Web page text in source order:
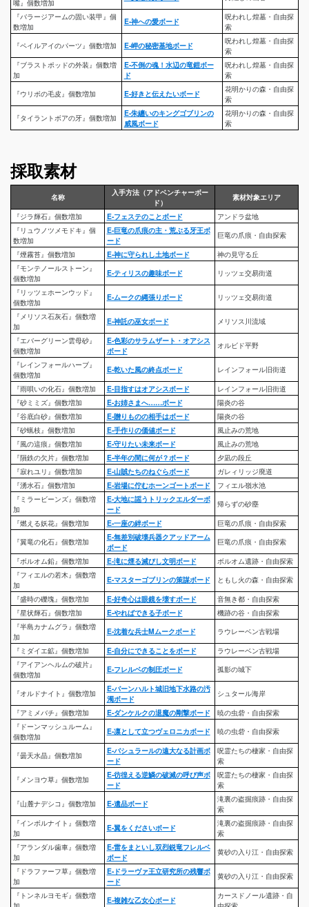
嘴』個数増加
『バラージアームの固い装甲』個
数増加
E-神への愛ボード
呪われし煌墓・自由探
索
『ペイルアイのパーツ』個数増加
E-岬の秘密基地ボード
呪われし煌墓・自由探
索
『ブラストポッドの外装』個数増
加
E-不倒の魂！水辺の竜鎧ボー
ド
呪われし煌墓・自由探
索
『ウリボの毛皮』個数増加
E-好きと伝えたいボード
花明かりの森・自由探
索
『タイラントボアの牙』個数増加
E-朱纏いのキングゴブリンの
威風ボード
花明かりの森・自由探
索
採取素材
名称
入手方法（アドベンチャーボー
ド）
素材対象エリア
『ジラ輝石』個数増加
E-フェステのことボード
アンドラ盆地
『リュウノツメモドキ』個
数増加
E-巨竜の爪痕の主・荒ぶる牙王ボ
ード
巨竜の爪痕・自由探索
『煙霧苔』個数増加
E-神に守られし土地ボード
神の見守る丘
『モンテノールストーン』
個数増加
E-ティリスの趣味ボード
リッツェ交易街道
『リッツェホーンウッド』
個数増加
E-ムークの縄張りボード
リッツェ交易街道
『メリソス石灰石』個数増
加
E-神託の巫女ボード
メリソス川流域
『エバーグリーン雲母砂』
個数増加
E-色彩のサラムザート・オアシス
ボード
オルビド平野
『レインフォールハーブ』
個数増加
E-乾いた風の終点ボード
レインフォール旧街道
『雨唄いの化石』個数増加
E-目指すはオアシスボード
レインフォール旧街道
『砂ミミズ』個数増加
E-お姉さまへ……ボード
陽炎の谷
『谷底白砂』個数増加
E-贈りものの相手はボード
陽炎の谷
『砂蝋枝』個数増加
E-手作りの価値ボード
風止みの荒地
『風の這痕』個数増加
E-守りたい未来ボード
風止みの荒地
『隕鉄の欠片』個数増加
E-半年の間に何が？ボード
夕凪の段丘
『寂れユリ』個数増加
E-山賊たちのねぐらボード
ガレィリッジ廃道
『湧水石』個数増加
E-岩場に佇むホーンゴートボード
フィエル嶺水池
『ミラービーンズ』個数増
加
E-大地に謡うトリックエルダーボ
ード
帰らずの砂塵
『燃える妖花』個数増加
E-一座の絆ボード
巨竜の爪痕・自由探索
『翼竜の化石』個数増加
E-無差別破壊兵器クアッドアーム
ボード
巨竜の爪痕・自由探索
『ボルオム鉛』個数増加
E-滝に煙る滅びし文明ボード
ボルオム遺跡・自由探索
『フィエルの若木』個数増
加
E-マスターゴブリンの策謀ボード
ともし火の森・自由探索
『盛時の礫塊』個数増加
E-好奇心は眼鏡を壊すボード
音無き都・自由探索
『星状輝石』個数増加
E-やればできる子ボード
機跡の谷・自由探索
『半島カナムグラ』個数増
加
E-沈着な兵士Mムークボード
ラウレーベン古戦場
『ミダイエ鉱』個数増加
E-自分にできることをボード
ラウレーベン古戦場
『アイアンヘルムの破片』
個数増加
E-フレルベの制圧ボード 孤影の城下
『オルドナイト』個数増加
E-バーンハルト城旧地下水路の汚
濁ボード
シュタール海岸
『アミメバチ』個数増加
E-ダンケルクの退魔の剛撃ボード
暁の虫砦・自由探索
『ドーンマッシュルーム』
個数増加
E-凛として立つヴェロニカボード 暁の虫砦・自由探索
『曇天水晶』個数増加
E-バシュラールの遠大なる計画ボ
ード
呪霊たちの棲家・自由探
索
『メンヨウ草』個数増加
E-彷徨える逆鱗の破滅の呼び声ボ
ード
呪霊たちの棲家・自由探
索
『山麓ナデシコ』個数増加
E-遺品ボード
滝裏の盗掘痕跡・自由探
索
『インボルナイト』個数増
加
E-翼をくださいボード
滝裏の盗掘痕跡・自由探
索
『アランダル歯車』個数増
加
E-雷をまといし双烈鋭竜フレルベ
ボード
黄砂の入り江・自由探索
『ドラファーフ草』個数増
加
E-ドラーヴァ王立研究所の残響ボ
ード
黄砂の入り江・自由探索
『トンネルヨモギ』個数増
E-複雑な乙女心ボード
カースドノール遺跡・自